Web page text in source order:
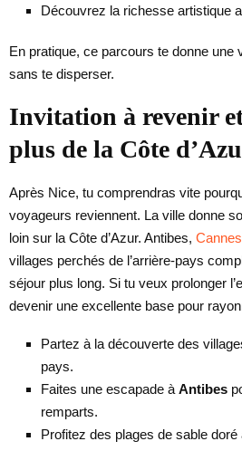
Découvrez la richesse artistique
En pratique, ce parcours te donne une
sans te disperser.
Invitation à revenir
plus de la Côte
Après Nice, tu comprendras vite
voyageurs reviennent. La ville donne
loin sur la Côte d’Azur. Antibes, Cannes
villages perchés de l’arrière-pays
séjour plus long. Si tu veux prolonger
devenir une excellente base pour
Partez à la découverte des
pays.
Faites une escapade à Antibes
remparts.
Profitez des plages de sable doré